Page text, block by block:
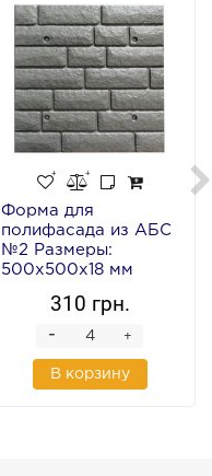
Форма для
полифасада из АБС
№2 Размеры:
500х500х18 мм
310 грн.
+
-
В корзину